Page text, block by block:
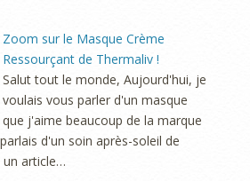
Zoom sur le Masque Crème
Ressourçant de Thermaliv !
Salut tout le monde, Aujourd'hui, je
voulais vous parler d'un masque
que j'aime beaucoup de la marque
d'un soin après-soleil de
un article…